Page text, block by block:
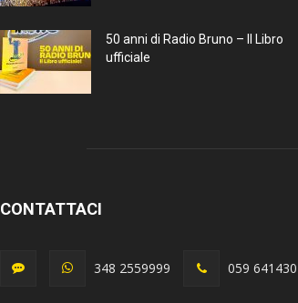
50 anni di Radio Bruno – Il Libro
ufficiale
CONTATTACI
348 2559999 059 641430